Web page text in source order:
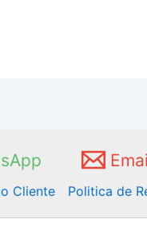
Cliente Politica de